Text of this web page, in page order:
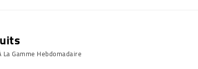
Gamme Hebdomadaire